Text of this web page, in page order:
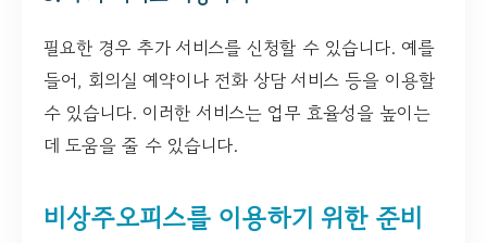
필요한 경우 추가 서비스를 신청할 수 있습니다. 예를
들어, 회의실 예약이나 전화 상담 서비스 등을 이용할
수 있습니다. 이러한 서비스는 업무 효율성을 높이는
데 도움을 줄 수 있습니다.
비상주오피스를 이용하기 위한 준비